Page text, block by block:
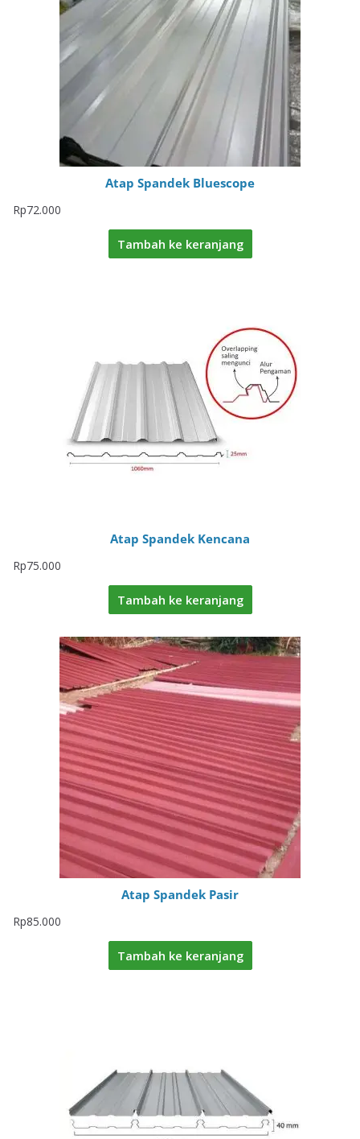
Atap Spandek Bluescope
Rp72.000
Tambah ke keranjang
Atap Spandek Kencana
Rp75.000
Tambah ke keranjang
Atap Spandek Pasir
Rp85.000
Tambah ke keranjang